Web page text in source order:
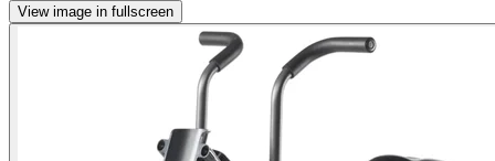
View image in fullscreen